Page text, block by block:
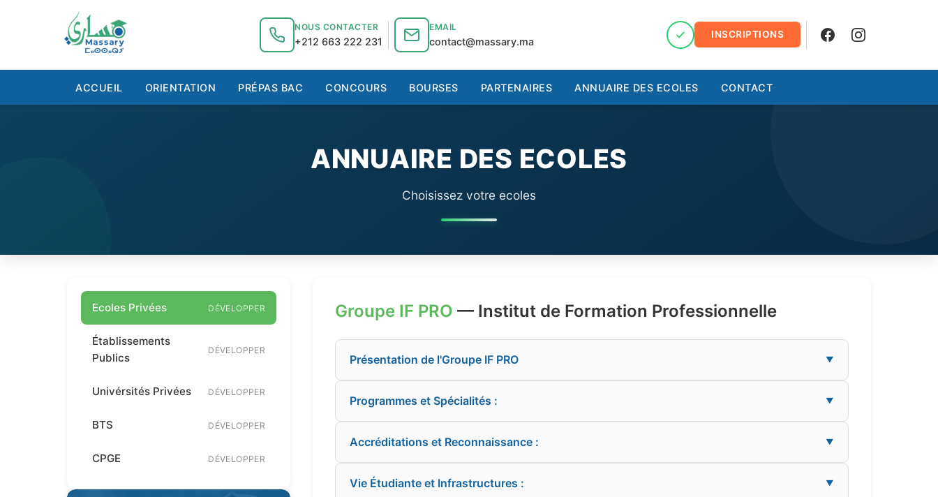
NOUS CONTACTER
+212 663 222 231
EMAIL
contact@massary.ma
INSCRIPTIONS
FacebookInstagram
ACCUEIL ORIENTATION PRÉPAS BAC CONCOURS BOURSES PARTENAIRES ANNUAIRE DES ECOLES CONTACT
ANNUAIRE DES ECOLES
Choisissez votre ecoles
Ecoles Privées DÉVELOPPER
Établissements
Publics
DÉVELOPPER
Univérsités Privées DÉVELOPPER
BTS DÉVELOPPER
CPGE DÉVELOPPER
Groupe IF PRO — Institut de Formation Professionnelle
Présentation de l'Groupe IF PRO ▼
Programmes et Spécialités : ▼
Accréditations et Reconnaissance : ▼
Vie Étudiante et Infrastructures : ▼